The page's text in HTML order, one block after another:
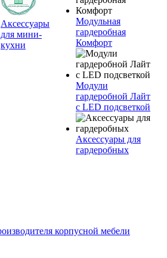
Аксессуары
для мини-
кухни
Модульная
гардеробная
Комфорт
Модули
гардеробной Лайт
с LED подсветкой
Аксессуары для
гардеробных